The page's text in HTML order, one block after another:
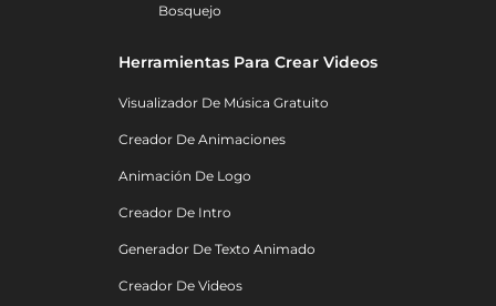
Bosquejo
Herramientas Para Crear Videos
Visualizador De Música Gratuito
Creador De Animaciones
Animación De Logo
Creador De Intro
Generador De Texto Animado
Creador De Videos